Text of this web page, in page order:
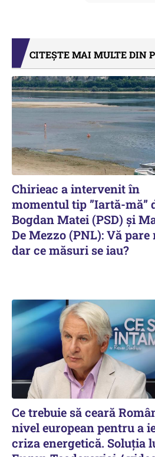
CITEȘTE MAI MULTE DIN
Chirieac a intervenit în
momentul tip ”Iartă-mă”
Bogdan Matei (PSD) și
De Mezzo (PNL): Vă pare
dar ce măsuri se iau?
Ce trebuie să ceară
nivel european pentru a
criza energetică. Soluția